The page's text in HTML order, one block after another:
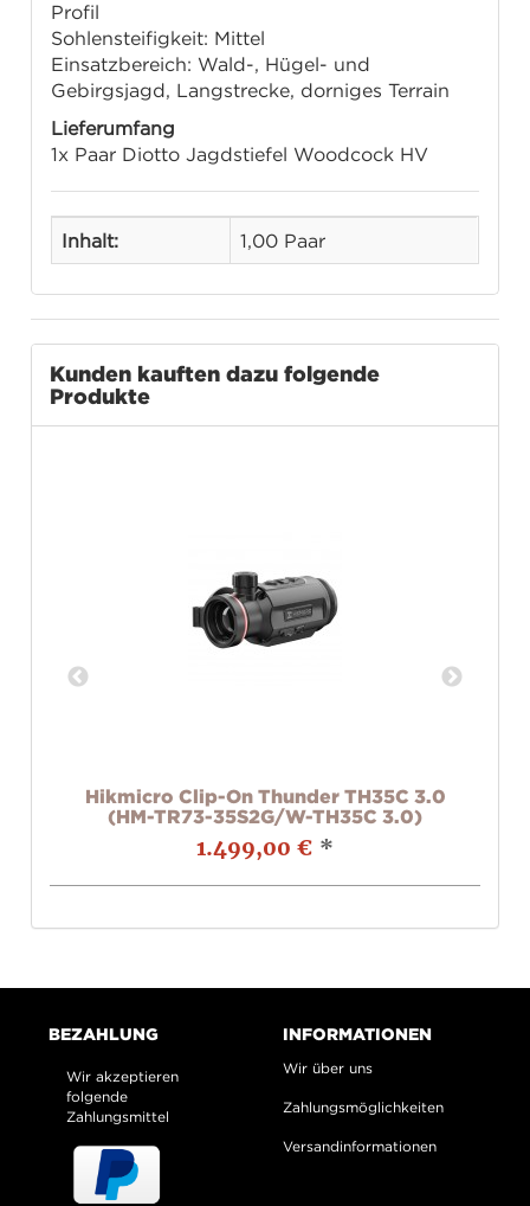
Profil
Sohlensteifigkeit: Mittel
Einsatzbereich: Wald-, Hügel- und
Gebirgsjagd, Langstrecke, dorniges Terrain
Lieferumfang
1x Paar Diotto Jagdstiefel Woodcock HV
Inhalt: 1,00 Paar
Kunden kauften dazu folgende
Produkte
Hikmicro Clip-On Thunder TH35C 3.0
(HM-TR73-35S2G/W-TH35C 3.0)
1.499,00 € *
BEZAHLUNG
Wir akzeptieren
folgende
Zahlungsmittel
INFORMATIONEN
Wir über uns
Zahlungsmöglichkeiten
Versandinformationen